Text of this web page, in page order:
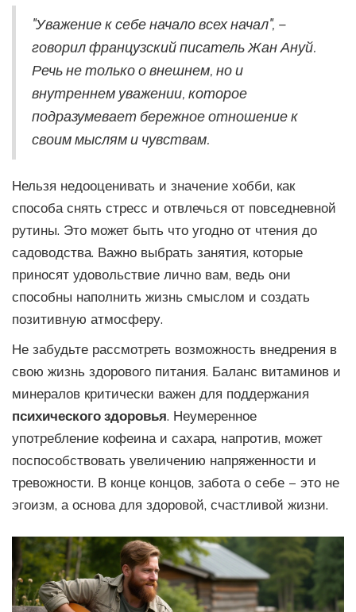
"Уважение к себе начало всех начал", –
говорил французский писатель Жан Ануй.
Речь не только о внешнем, но и
внутреннем уважении, которое
подразумевает бережное отношение к
своим мыслям и чувствам.
Нельзя недооценивать и значение хобби, как
способа снять стресс и отвлечься от повседневной
рутины. Это может быть что угодно от чтения до
садоводства. Важно выбрать занятия, которые
приносят удовольствие лично вам, ведь они
способны наполнить жизнь смыслом и создать
позитивную атмосферу.
Не забудьте рассмотреть возможность внедрения в
свою жизнь здорового питания. Баланс витаминов и
минералов критически важен для поддержания
психического здоровья. Неумеренное
употребление кофеина и сахара, напротив, может
поспособствовать увеличению напряженности и
тревожности. В конце концов, забота о себе – это не
эгоизм, а основа для здоровой, счастливой жизни.